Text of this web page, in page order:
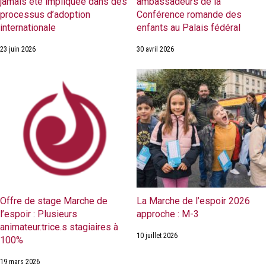
processus d’adoption
internationale
23 juin 2026
Conférence romande des
enfants au Palais fédéral
30 avril 2026
Offre de stage Marche de
l’espoir : Plusieurs
animateur.trice.s stagiaires à
100%
19 mars 2026
La Marche de l’espoir 2026
approche : M-3
10 juillet 2026